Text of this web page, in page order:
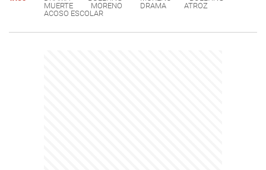
MUERTE
MORENO DRAMA
ATROZ
ACOSO ESCOLAR